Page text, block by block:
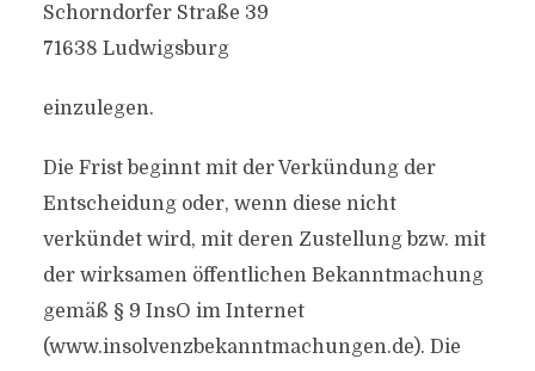
Schorndorfer Straße 39
71638 Ludwigsburg
einzulegen.
Die Frist beginnt mit der Verkündung der
Entscheidung oder, wenn diese nicht
verkündet wird, mit deren Zustellung bzw. mit
der wirksamen öffentlichen Bekanntmachung
gemäß § 9 InsO im Internet
(www.insolvenzbekanntmachungen.de). Die